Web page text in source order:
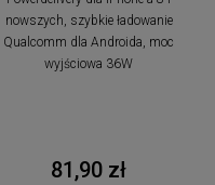
nowszych, szybkie ładowanie
Qualcomm dla Androida, moc
wyjściowa 36W
81,90 zł